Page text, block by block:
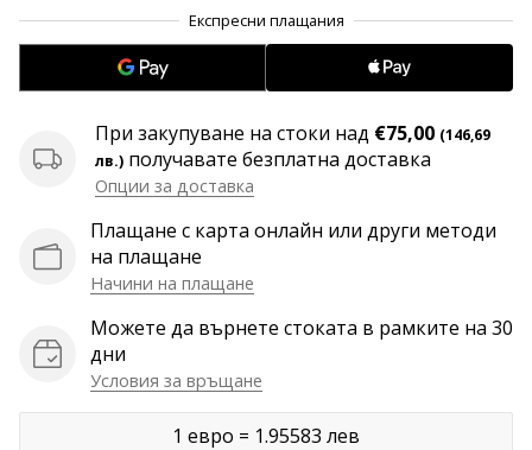
или
дискусионен
да
генерират
Покажи
всички
статии
При закупуване на стоки над €75,00 (146,69
лв.) получавате безплатна доставка
Опции за доставка
Плащане с карта онлайн или други методи
на плащане
Начини на плащане
Можете да върнете стоката в рамките на 30
дни
Условия за връщане
1 евро = 1.95583 лев